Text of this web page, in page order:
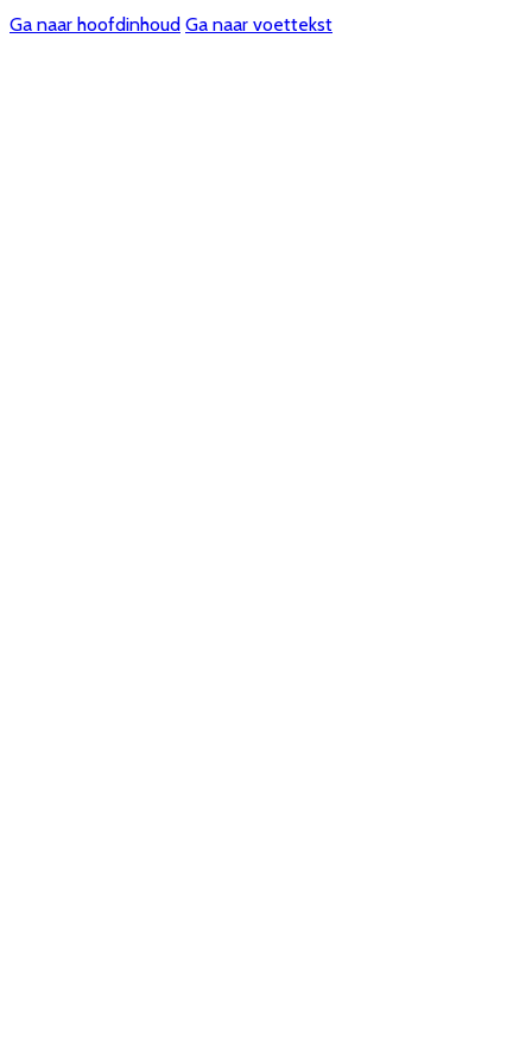
Ga naar hoofdinhoud Ga naar voettekst